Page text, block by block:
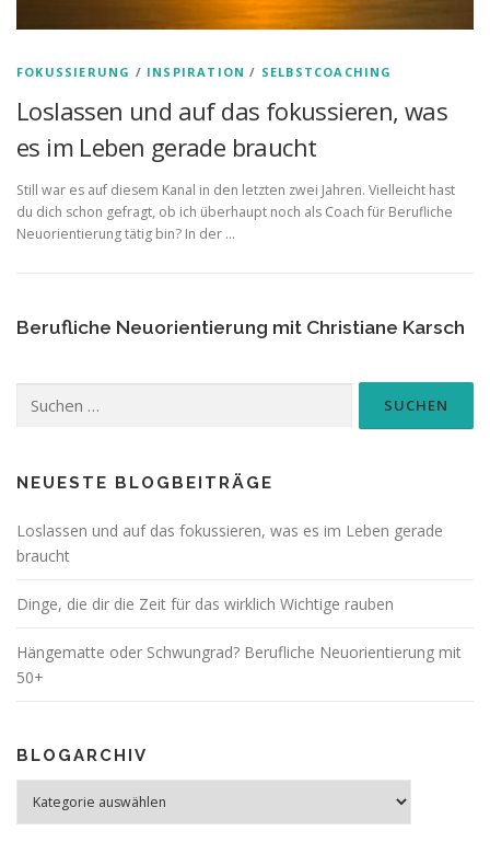
FOKUSSIERUNG / INSPIRATION / SELBSTCOACHING
Loslassen und auf das fokussieren, was
es im Leben gerade braucht
Still war es auf diesem Kanal in den letzten zwei Jahren. Vielleicht hast
du dich schon gefragt, ob ich überhaupt noch als Coach für Berufliche
Neuorientierung tätig bin? In der …
Berufliche Neuorientierung mit Christiane Karsch
nach:
NEUESTE BLOGBEITRÄGE
Loslassen und auf das fokussieren, was es im Leben gerade
braucht
Dinge, die dir die Zeit für das wirklich Wichtige rauben
Hängematte oder Schwungrad? Berufliche Neuorientierung mit
50+
BLOGARCHIV